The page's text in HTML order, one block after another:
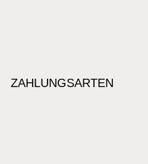
ZAHLUNGSARTEN